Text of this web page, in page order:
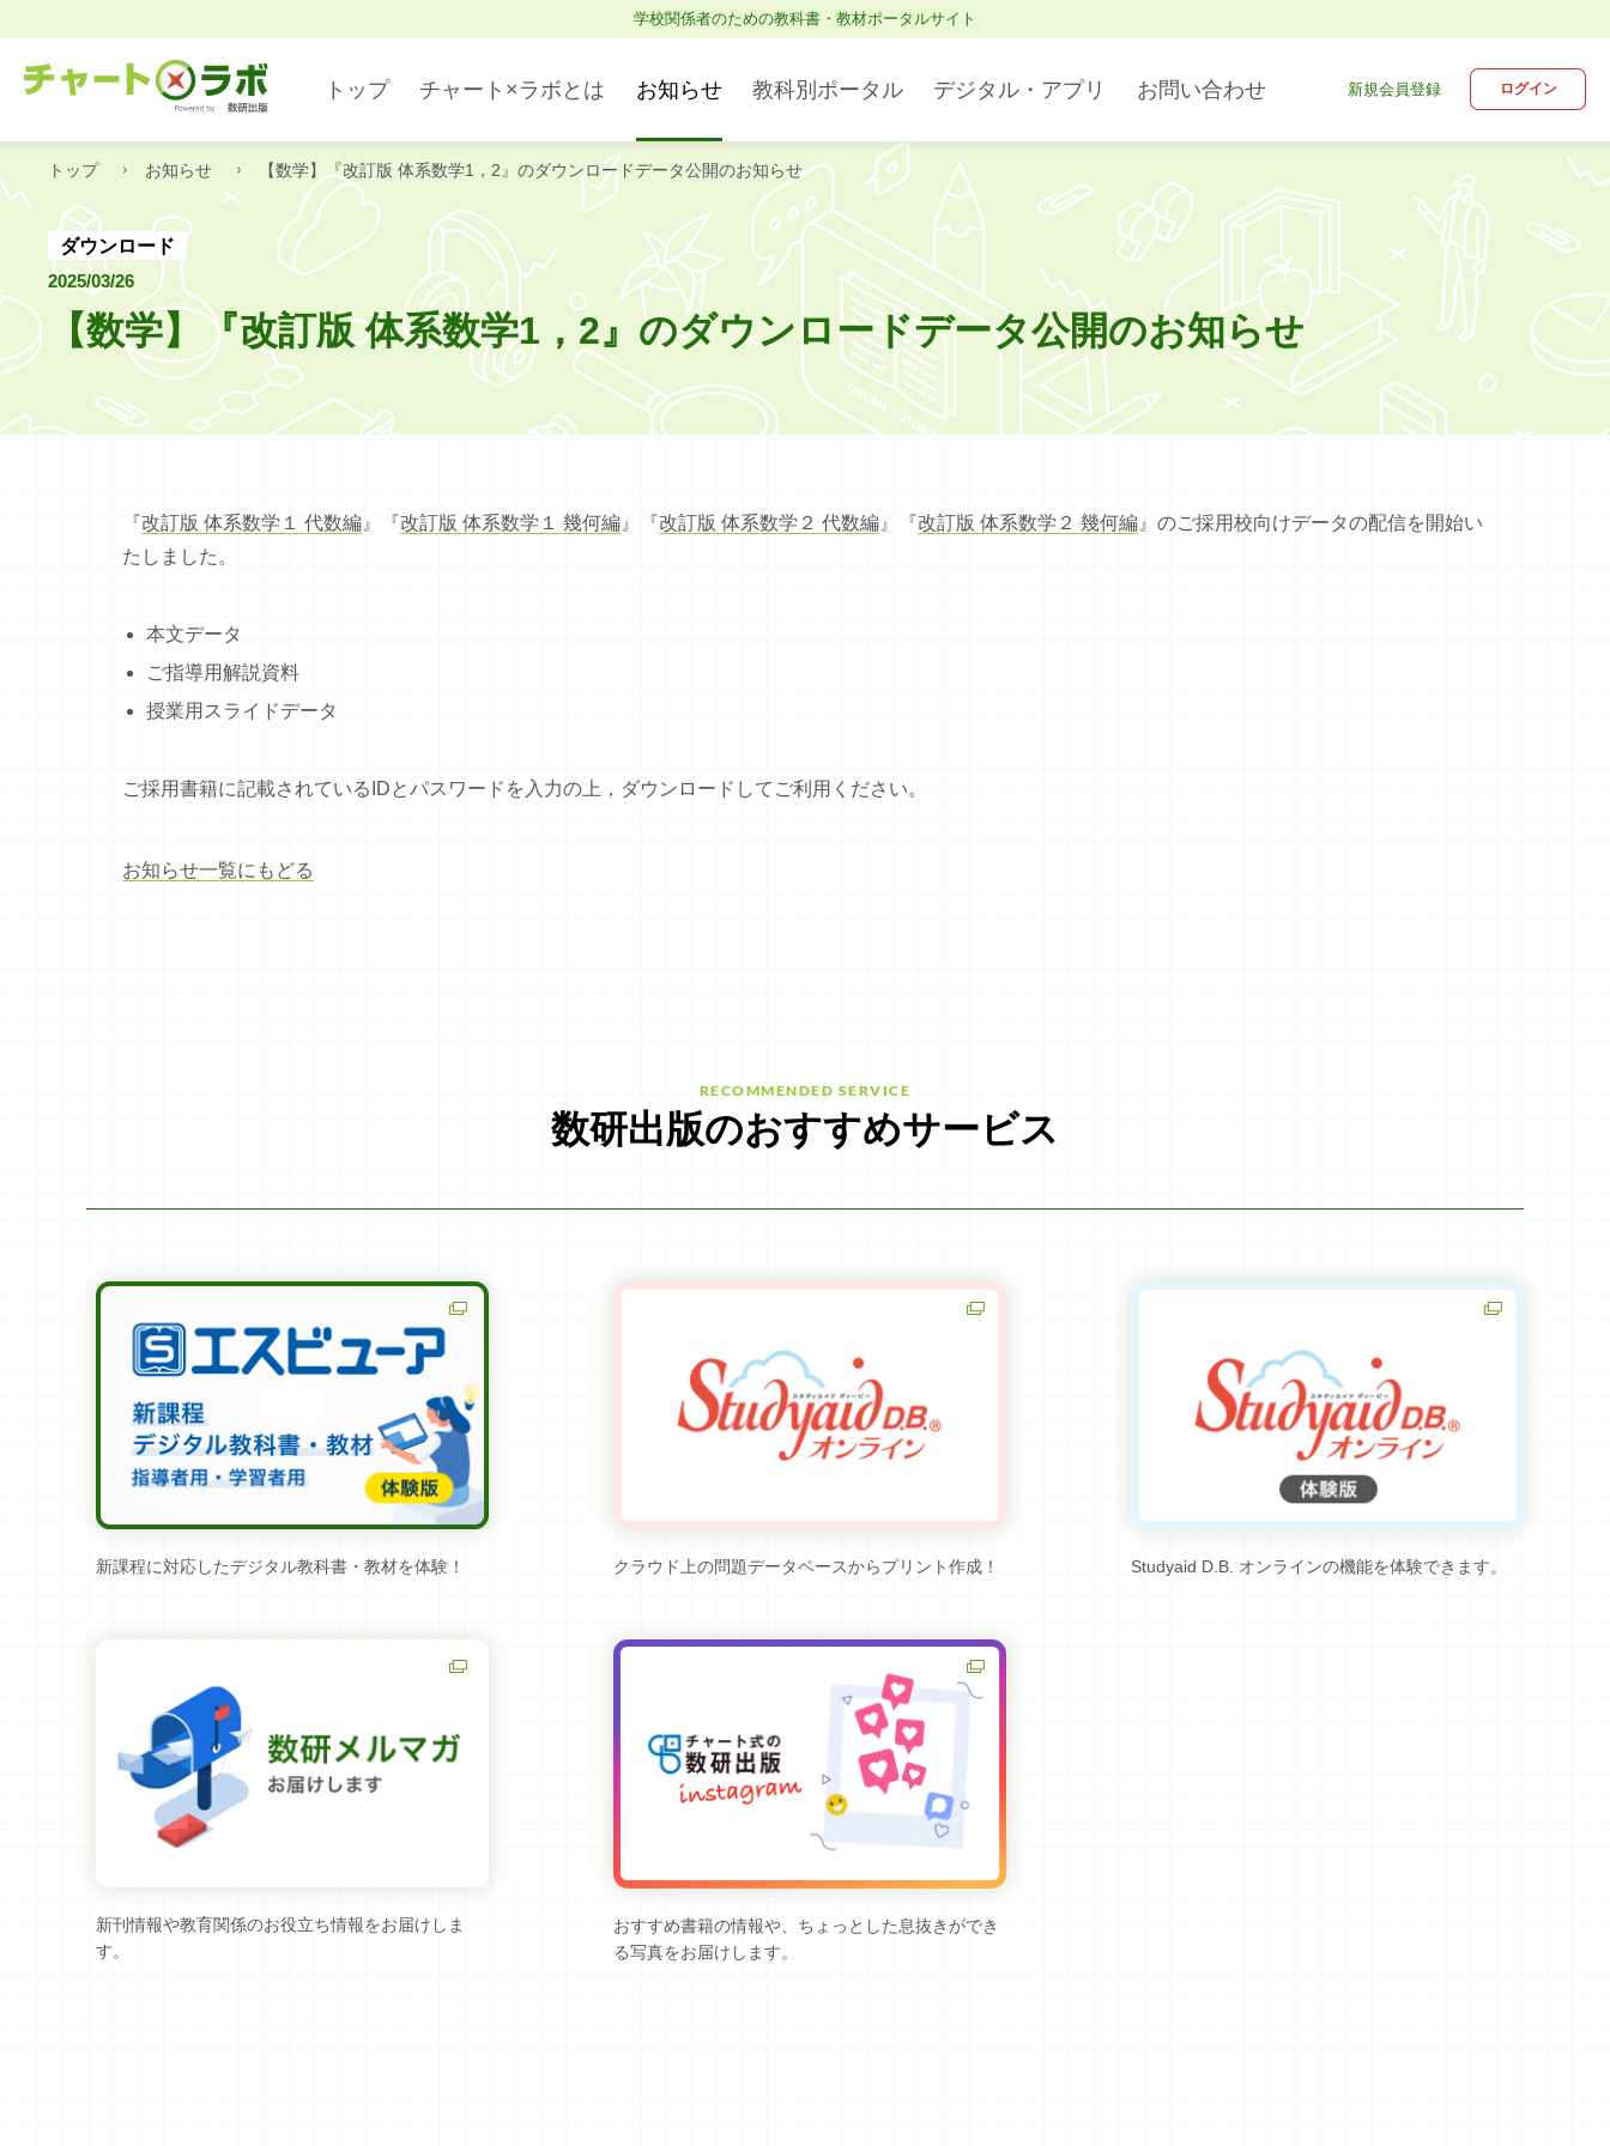
学校関係者のための教科書・教材ポータルサイト
トップ チャート×ラボとは お知らせ 教科別ポータル
数学 理科・理数科 英語
国語 社会 情報
デジタル・アプリ
デジタル・アプリ Studyaid D.B. オンライン
ブラウザ版
デジタル教科書
ブラウザ版
お問い合わせ 新規会員登録 ログイン
トップ お知らせ 【数学】『改訂版 体系数学1，2』のダウンロードデータ公開のお知らせ
ダウンロード
2025/03/26
【数学】『改訂版 体系数学1，2』のダウンロードデータ公開のお知らせ
『改訂版 体系数学１ 代数編 』『改訂版 体系数学１ 幾何編 』『改訂版 体系数学２ 代数編 』『改訂版 体系数学２ 幾何編 』のご採用校向けデータの配信を開始い
たしました。
本文データ
ご指導用解説資料
授業用スライドデータ
ご採用書籍に記載されているIDとパスワードを入力の上，ダウンロードしてご利用ください。
お知らせ一覧にもどる
RECOMMENDED SERVICE
数研出版のおすすめサービス
新課程に対応したデジタル教科書・教材を体験！ クラウド上の問題データベースからプリント作成！ Studyaid D.B. オンラインの機能を体験できます。
新刊情報や教育関係のお役立ち情報をお届けしま
す。
おすすめ書籍の情報や、ちょっとした息抜きができ
る写真をお届けします。